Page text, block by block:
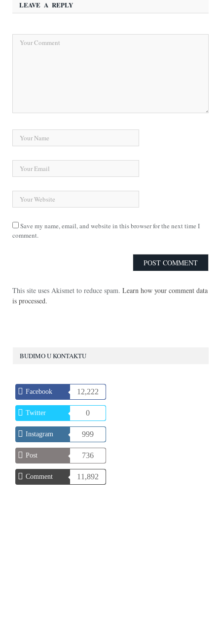
LEAVE A REPLY
Save my name, email, and website in this browser for the next time I
comment.
This site uses Akismet to reduce spam. Learn how your comment data
is processed.
BUDIMO U KONTAKTU
Facebook 12,222
Twitter 0
Instagram 999
Post 736
Comment 11,892